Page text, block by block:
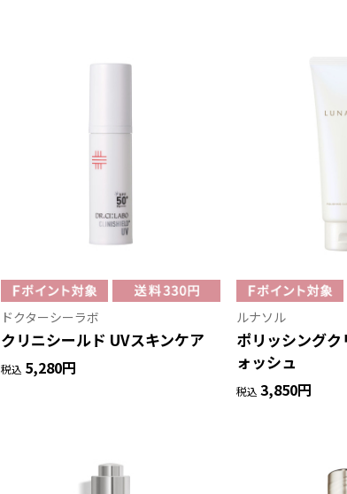
ドクターシーラボ
クリニシールド UVスキンケア
税込 5,280円
ルナソル
ポリッシング
ォッシュ
税込 3,850円